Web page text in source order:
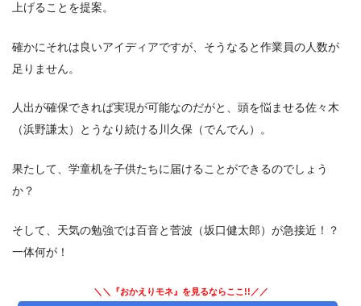
上げることを提案。
確かにそれは良いアイディアですが、そうなると作業員の人数が
足りません。
人出が確保できれば実現が可能なのだがと、頭を悩ませる佐々木
（浜野謙太）とうなり続ける川久保（でんでん）。
果たして、学童机を子供たちに届けることができるのでしょう
か？
そして、天気の勉強では百音と菅波（坂口健太郎）が急接近！？
一体何が！
＼＼『おかえりモネ』を見るならここ!!／／